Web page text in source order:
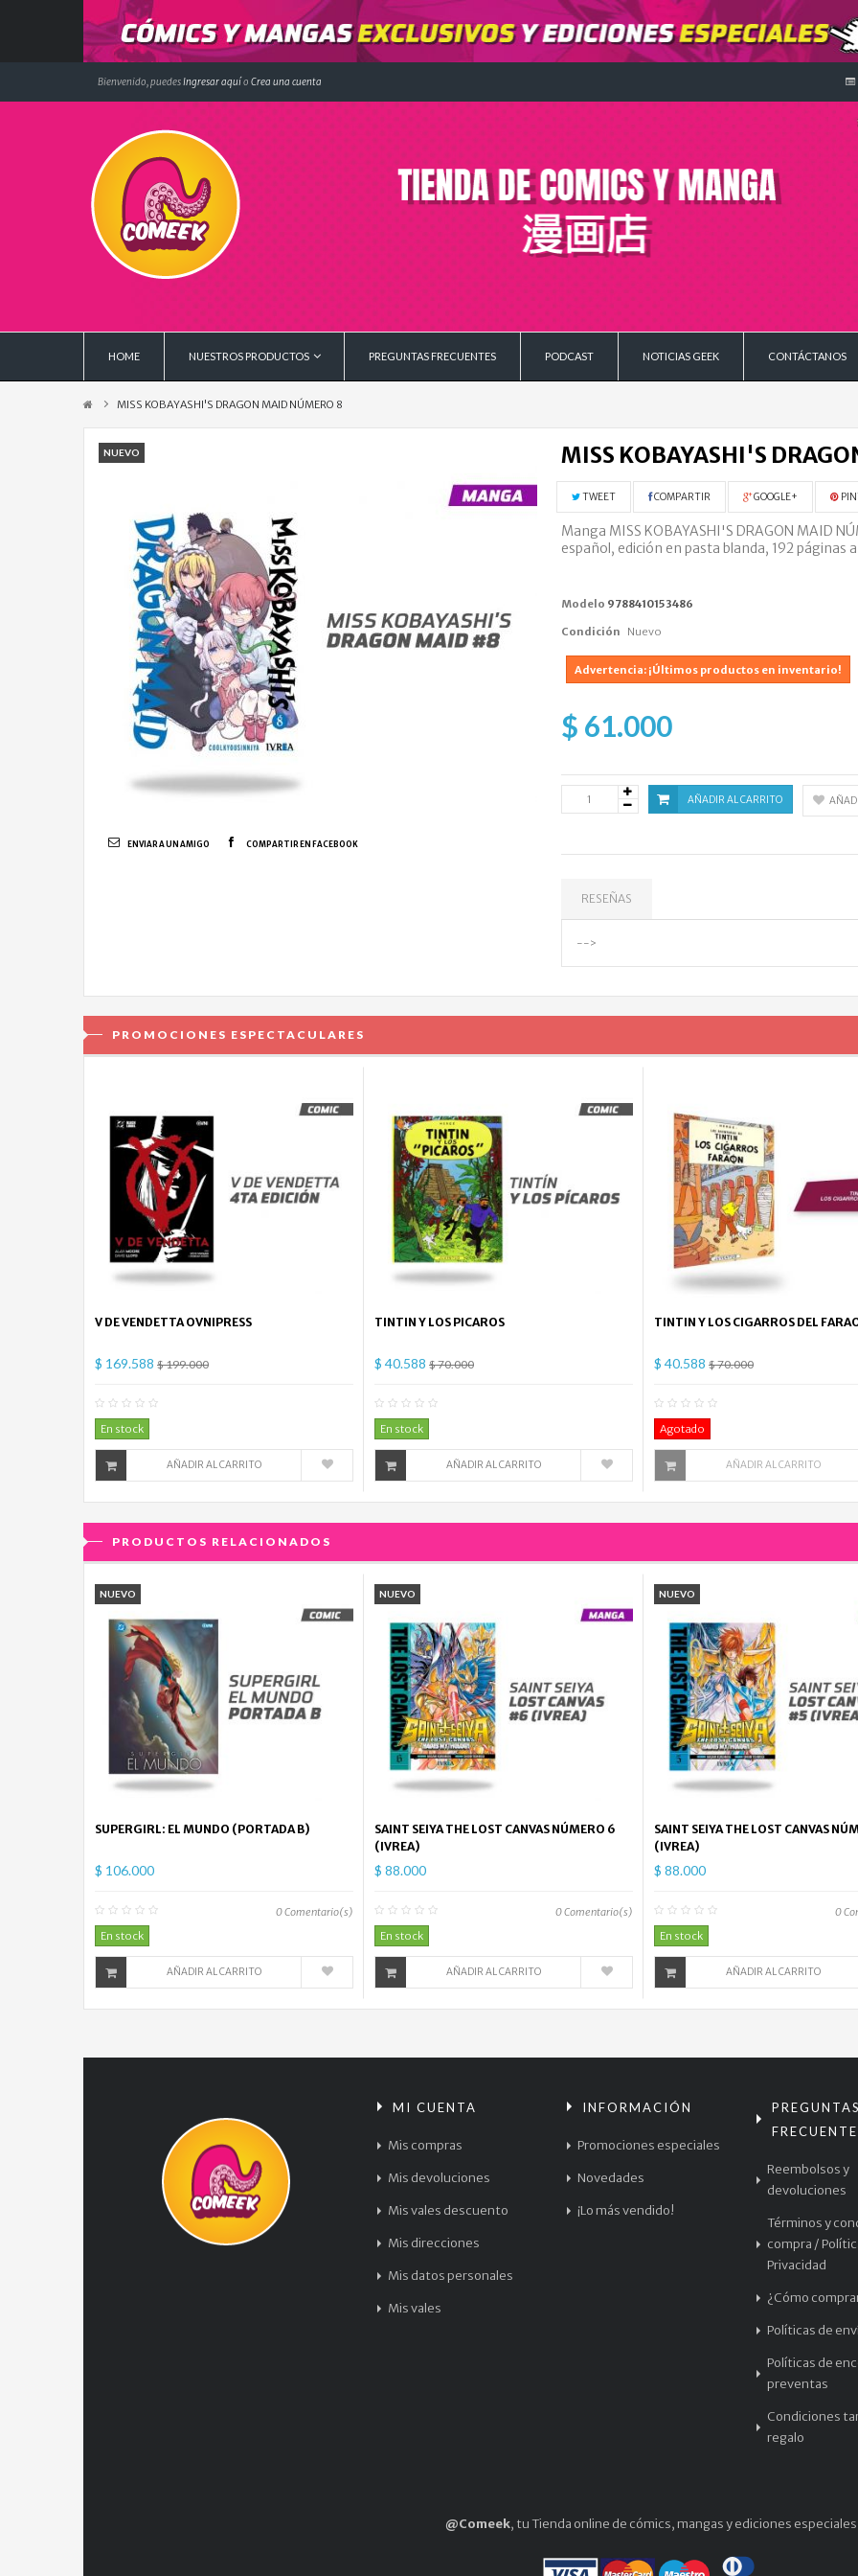
Bienvenido, puedesIngresar aquío Crea una cuenta
HOME NUESTROS PRODUCTOS PREGUNTAS FRECUENTES PODCAST NOTICIAS GEEK CONTÁCTANOS
MISS KOBAYASHI'S DRAGON MAID NÚMERO 8
NUEVO
ENVIAR A UN AMIGO COMPARTIR EN FACEBOOK
MISS KOBAYASHI'S
TWEET COMPARTIR GOOGLE+
Manga MISS KOBAYASHI'S DRAGON MAID
español, edición en pasta blanda, 192 páginas
Modelo 9788410153486
Condición Nuevo
Advertencia: ¡Últimos productos en inventario!
$ 61.000
AÑADIR AL CARRITO
RESEÑAS
-->
PROMOCIONES ESPECTACULARES
V DE VENDETTA OVNIPRESS
$ 169.588 $ 199.000
En stock
AÑADIR AL CARRITO
TINTIN Y LOS PICAROS
$ 40.588 $ 70.000
En stock
AÑADIR AL CARRITO
TINTIN Y LOS CIGARROS DEL
$ 40.588 $ 70.000
Agotado
AÑADIR AL CARRITO
PRODUCTOS RELACIONADOS
NUEVO
SUPERGIRL: EL MUNDO (PORTADA B)
$ 106.000
0Comentario(s)
En stock
AÑADIR AL CARRITO
NUEVO
SAINT SEIYA THE LOST CANVAS NÚMERO 6
(IVREA)
$ 88.000
0Comentario(s)
En stock
AÑADIR AL CARRITO
NUEVO
SAINT SEIYA THE LOST CANVAS
(IVREA)
$ 88.000
0
En stock
AÑADIR AL CARRITO
MI CUENTA
Mis compras
Mis devoluciones
Mis vales descuento
Mis direcciones
Mis datos personales
Mis vales
INFORMACIÓN
Promociones especiales
Novedades
¡Lo más vendido!
Reembolsos y
devoluciones
Términos y
compra /
Privacidad
¿Cómo
Políticas de
Políticas de
preventas
Condiciones
regalo
@Comeek, tu Tienda online de cómics, mangas y ediciones